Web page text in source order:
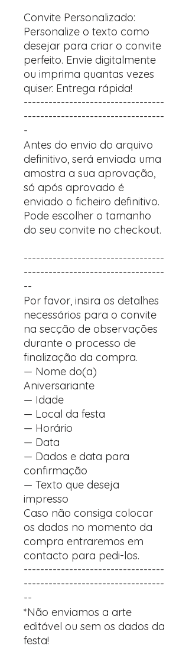
Convite Personalizado:
Personalize o texto como
desejar para criar o convite
perfeito. Envie digitalmente
ou imprima quantas vezes
quiser. Entrega rápida!
----------------------------------
----------------------------------
-
Antes do envio do arquivo
definitivo, será enviada uma
amostra a sua aprovação,
só após aprovado é
enviado o ficheiro definitivo.
Pode escolher o tamanho
do seu convite no checkout.
----------------------------------
----------------------------------
--
Por favor, insira os detalhes
necessários para o convite
na secção de observações
durante o processo de
finalização da compra.
— Nome do(a)
Aniversariante
— Idade
— Local da festa
— Horário
— Data
— Dados e data para
confirmação
— Texto que deseja
impresso
Caso não consiga colocar
os dados no momento da
compra entraremos em
contacto para pedi-los.
----------------------------------
----------------------------------
--
*Não enviamos a arte
editável ou sem os dados da
festa!